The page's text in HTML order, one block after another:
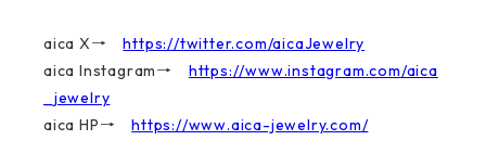
aica X→https://twitter.com/aicaJewelry
aica Instagram→ https://www.instagram.com/aica
_jewelry
aica HP→https://www.aica-jewelry.com/